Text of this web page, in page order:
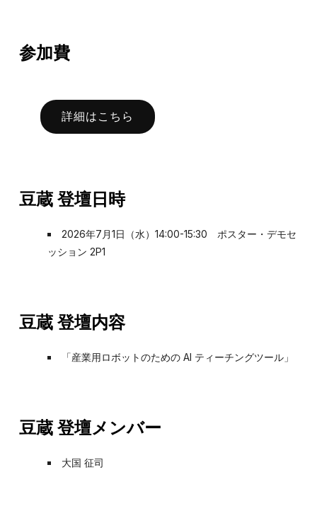
参加費
詳細はこちら
豆蔵 登壇日時
2026年7月1日（水）14:00-15:30 ポスター・デモセ
ッション 2P1
豆蔵 登壇内容
「産業用ロボットのための AI ティーチングツール」
豆蔵 登壇メンバー
大国 征司